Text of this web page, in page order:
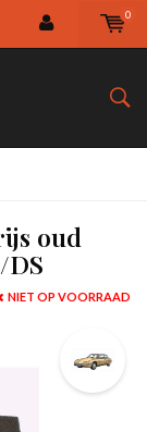
0
oud
NIET OP VOORRAAD